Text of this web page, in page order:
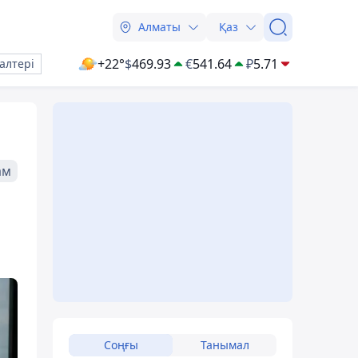
Алматы Қаз
+22°$469.93 €541.64 ₽5.71
Соңғы Танымал